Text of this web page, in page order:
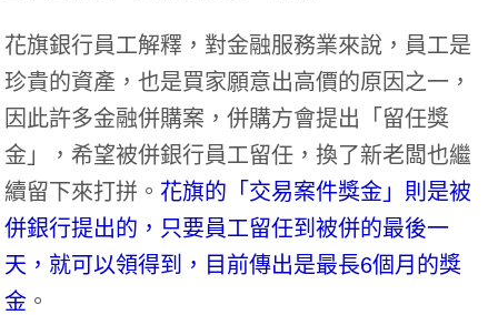
花旗銀行員工解釋，對金融服務業來說，員工是
珍貴的資產，也是買家願意出高價的原因之一，
因此許多金融併購案，併購方會提出「留任獎
金」，希望被併銀行員工留任，換了新老闆也繼
續留下來打拼。 花旗的「交易案件獎金」則是被
併銀行提出的，只要員工留任到被併的最後一
天，就可以領得到，目前傳出是最長6個月的獎
金 。